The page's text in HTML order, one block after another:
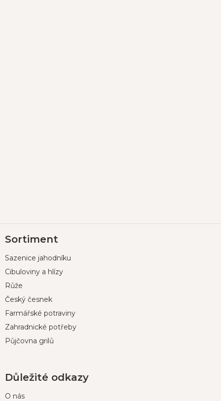
á
a
Sortiment
Sazenice jahodníku
Cibuloviny a hlízy
Růže
Český česnek
Farmářské potraviny
Zahradnické potřeby
Půjčovna grilů
Důležité odkazy
O nás